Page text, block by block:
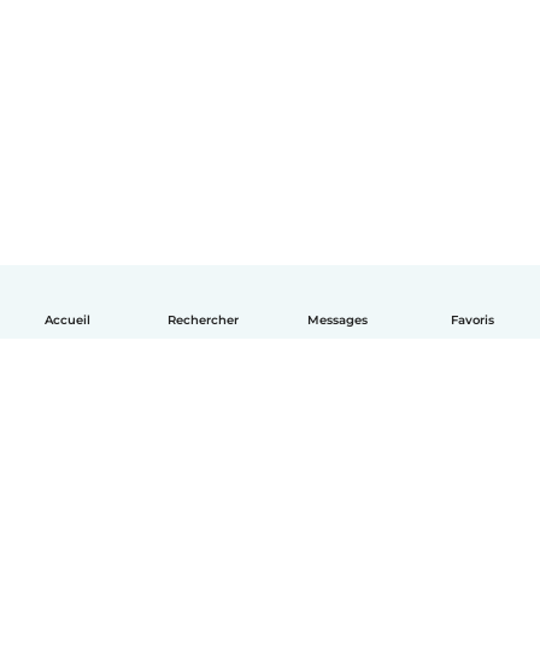
Accueil Rechercher Messages Favoris